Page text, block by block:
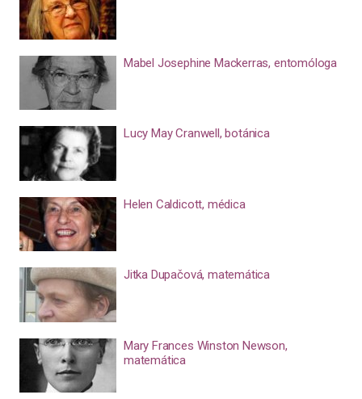
Mabel Josephine Mackerras, entomóloga
Lucy May Cranwell, botánica
Helen Caldicott, médica
Jitka Dupačová, matemática
Mary Frances Winston Newson,
matemática